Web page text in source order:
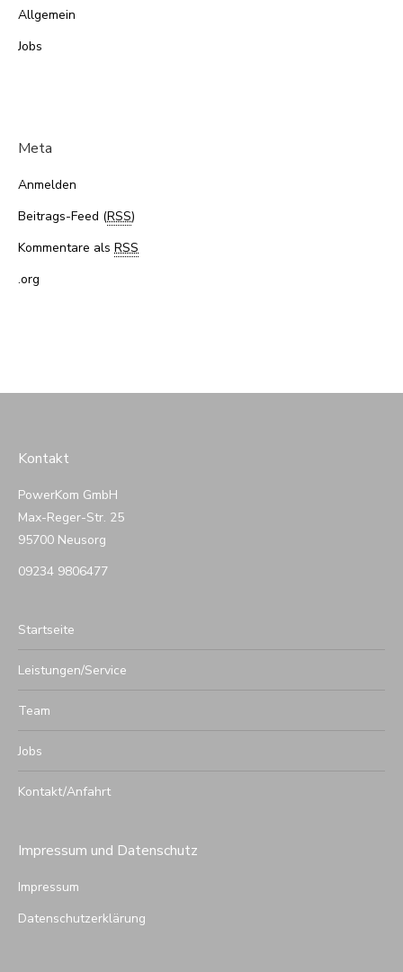
Allgemein
Jobs
Meta
Anmelden
Beitrags-Feed (RSS)
Kommentare als RSS
.org
Kontakt
PowerKom GmbH
Max-Reger-Str. 25
95700 Neusorg
09234 9806477
Startseite
Leistungen/Service
Team
Jobs
Kontakt/Anfahrt
Impressum und Datenschutz
Impressum
Datenschutzerklärung